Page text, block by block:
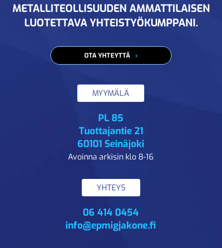
METALLITEOLLISUUDEN AMMATTILAISEN
LUOTETTAVA YHTEISTYÖKUMPPANI.
OTA YHTEYTTÄ
MYYMÄLÄ
PL 85
Tuottajantie 21
60101 Seinäjoki
Avoinna arkisin klo 8-16
YHTEYS
06 414 0454
info@epmigjakone.fi